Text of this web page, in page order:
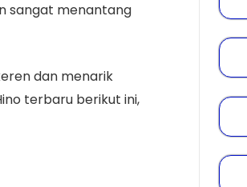
sangat menantang
dan menarik
terbaru berikut ini,